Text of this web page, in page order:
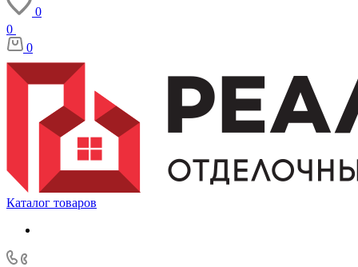
0
0
0
Каталог товаров